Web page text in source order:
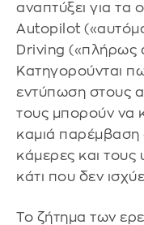
αναπτύξει για τα
Autopilot
Driving («πλήρως
Κατηγορούνται
εντύπωση στους
τους μπορούν να
καμιά παρέμβαση
κάμερες και τους
κάτι που δεν
Το ζήτημα των